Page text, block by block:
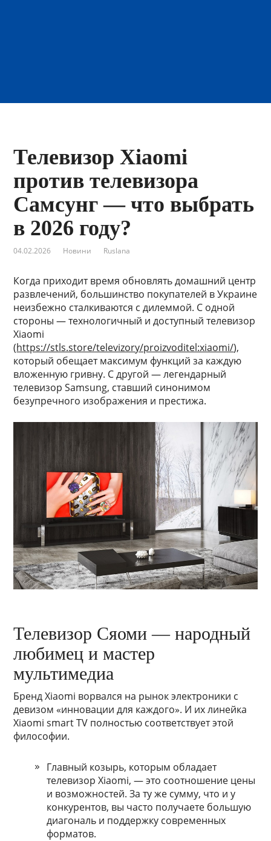
Телевизор Xiaomi
против телевизора
Самсунг — что выбрать
в 2026 году?
04.02.2026 Новини Ruslana
Когда приходит время обновлять домашний центр
развлечений, большинство покупателей в Украине
неизбежно сталкиваются с дилеммой. С одной
стороны — технологичный и доступный телевизор
Xiaomi
(https://stls.store/televizory/proizvoditel:xiaomi/),
который обещает максимум функций за каждую
вложенную гривну. С другой — легендарный
телевизор Samsung, ставший синонимом
безупречного изображения и престижа.
Телевизор Сяоми — народный
любимец и мастер
мультимедиа
Бренд Xiaomi ворвался на рынок электроники с
девизом «инновации для каждого». И их линейка
Xiaomi smart TV полностью соответствует этой
философии.
Главный козырь, которым обладает
телевизор Xiaomi, — это соотношение цены
и возможностей. За ту же сумму, что и у
конкурентов, вы часто получаете большую
диагональ и поддержку современных
форматов.